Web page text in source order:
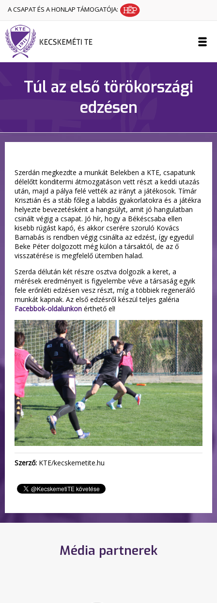
A CSAPAT ÉS A HONLAP TÁMOGATÓJA:
Túl az első törökországi
edzésen
Szerdán megkezdte a munkát Belekben a KTE, csapatunk
délelőtt konditermi átmozgatáson vett részt a keddi utazás
után, majd a pálya felé vették az irányt a játékosok. Tímár
Krisztián és a stáb főleg a labdás gyakorlatokra és a játékra
helyezte bevezetésként a hangsúlyt, amit jó hangulatban
csinált végig a csapat. Jó hír, hogy a Békéscsaba ellen
kisebb rúgást kapó, és akkor cserére szoruló Kovács
Barnabás is rendben végig csinálta az edzést, így egyedül
Beke Péter dolgozott még külön a társaktól, de az ő
visszatérése is megfelelő ütemben halad.
Szerda délután két részre osztva dolgozik a keret, a
mérések eredményeit is figyelembe véve a társaság egyik
fele erőnléti edzésen vesz részt, míg a többiek regeneráló
munkát kapnak. Az első edzésről készül teljes galéria
Facebbok-oldalunkon érthető el!
Szerző: KTE/kecskemetite.hu
Média partnerek